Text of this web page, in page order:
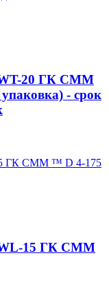
WT-20 ГК СММ
- срок
WL-15 ГК СММ